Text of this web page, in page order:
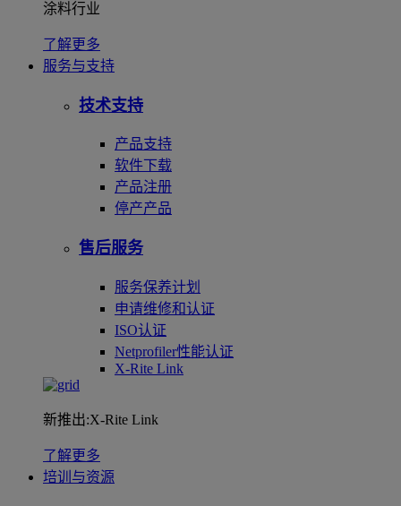
涂料行业
了解更多
服务与支持
技术支持
产品支持
软件下载
产品注册
停产产品
售后服务
服务保养计划
申请维修和认证
ISO认证
Netprofiler性能认证
X-Rite Link
新推出:X-Rite Link
了解更多
培训与资源